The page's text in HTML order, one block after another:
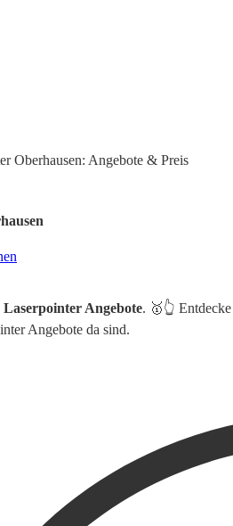
Oberhausen: Angebote & Preis
Laserpointer Angebote. 🥇👆
Angebote da sind.